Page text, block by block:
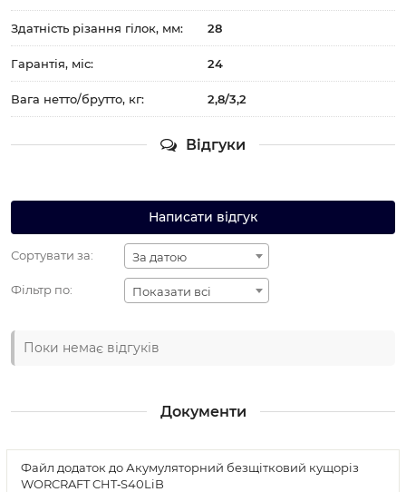
Здатність різання гілок, мм: 28
Гарантія, міс: 24
Вага нетто/брутто, кг: 2,8/3,2
Відгуки
Написати відгук
Сортувати за: За датою
Фільтр по: Показати всі
Поки немає відгуків
Документи
Файл додаток до Акумуляторний безщітковий кущоріз
WORCRAFT CHT‑S40LiB